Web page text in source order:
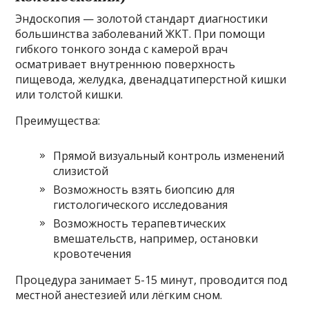
Эндоскопия — золотой стандарт диагностики
большинства заболеваний ЖКТ. При помощи
гибкого тонкого зонда с камерой врач
осматривает внутреннюю поверхность
пищевода, желудка, двенадцатиперстной кишки
или толстой кишки.
Преимущества:
Прямой визуальный контроль изменений
слизистой
Возможность взять биопсию для
гистологического исследования
Возможность терапевтических
вмешательств, например, остановки
кровотечения
Процедура занимает 5-15 минут, проводится под
местной анестезией или лёгким сном.